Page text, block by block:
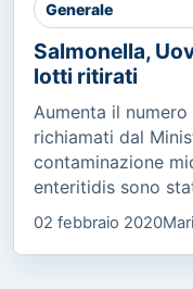
Generale
Salmonella,
lotti ritirati
Aumenta il
richiamati dal
contaminazione
enteritidis sono
02 febbraio 2020